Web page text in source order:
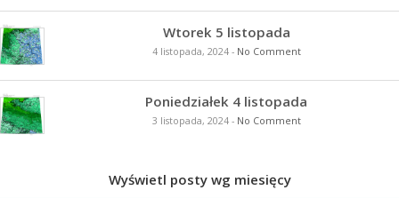
Wtorek 5 listopada
4 listopada, 2024- No Comment
Poniedziałek 4 listopada
3 listopada, 2024- No Comment
Wyświetl posty wg miesięcy